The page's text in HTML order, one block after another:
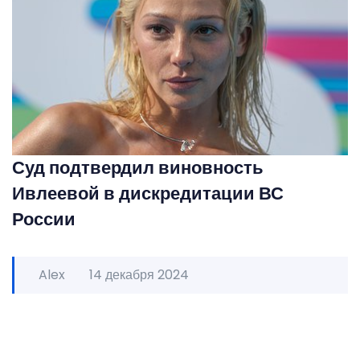
Суд подтвердил виновность
Ивлеевой в дискредитации ВС
России
Alex 14 декабря 2024